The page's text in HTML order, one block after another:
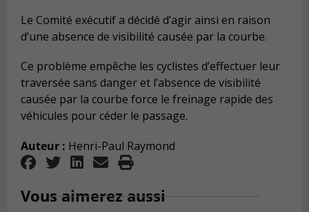
Le Comité exécutif a décidé d’agir ainsi en raison
d’une absence de visibilité causée par la courbe.
Ce problème empêche les cyclistes d’effectuer leur
traversée sans danger et l’absence de visibilité
causée par la courbe force le freinage rapide des
véhicules pour céder le passage.
Auteur : Henri-Paul Raymond
Vous aimerez aussi